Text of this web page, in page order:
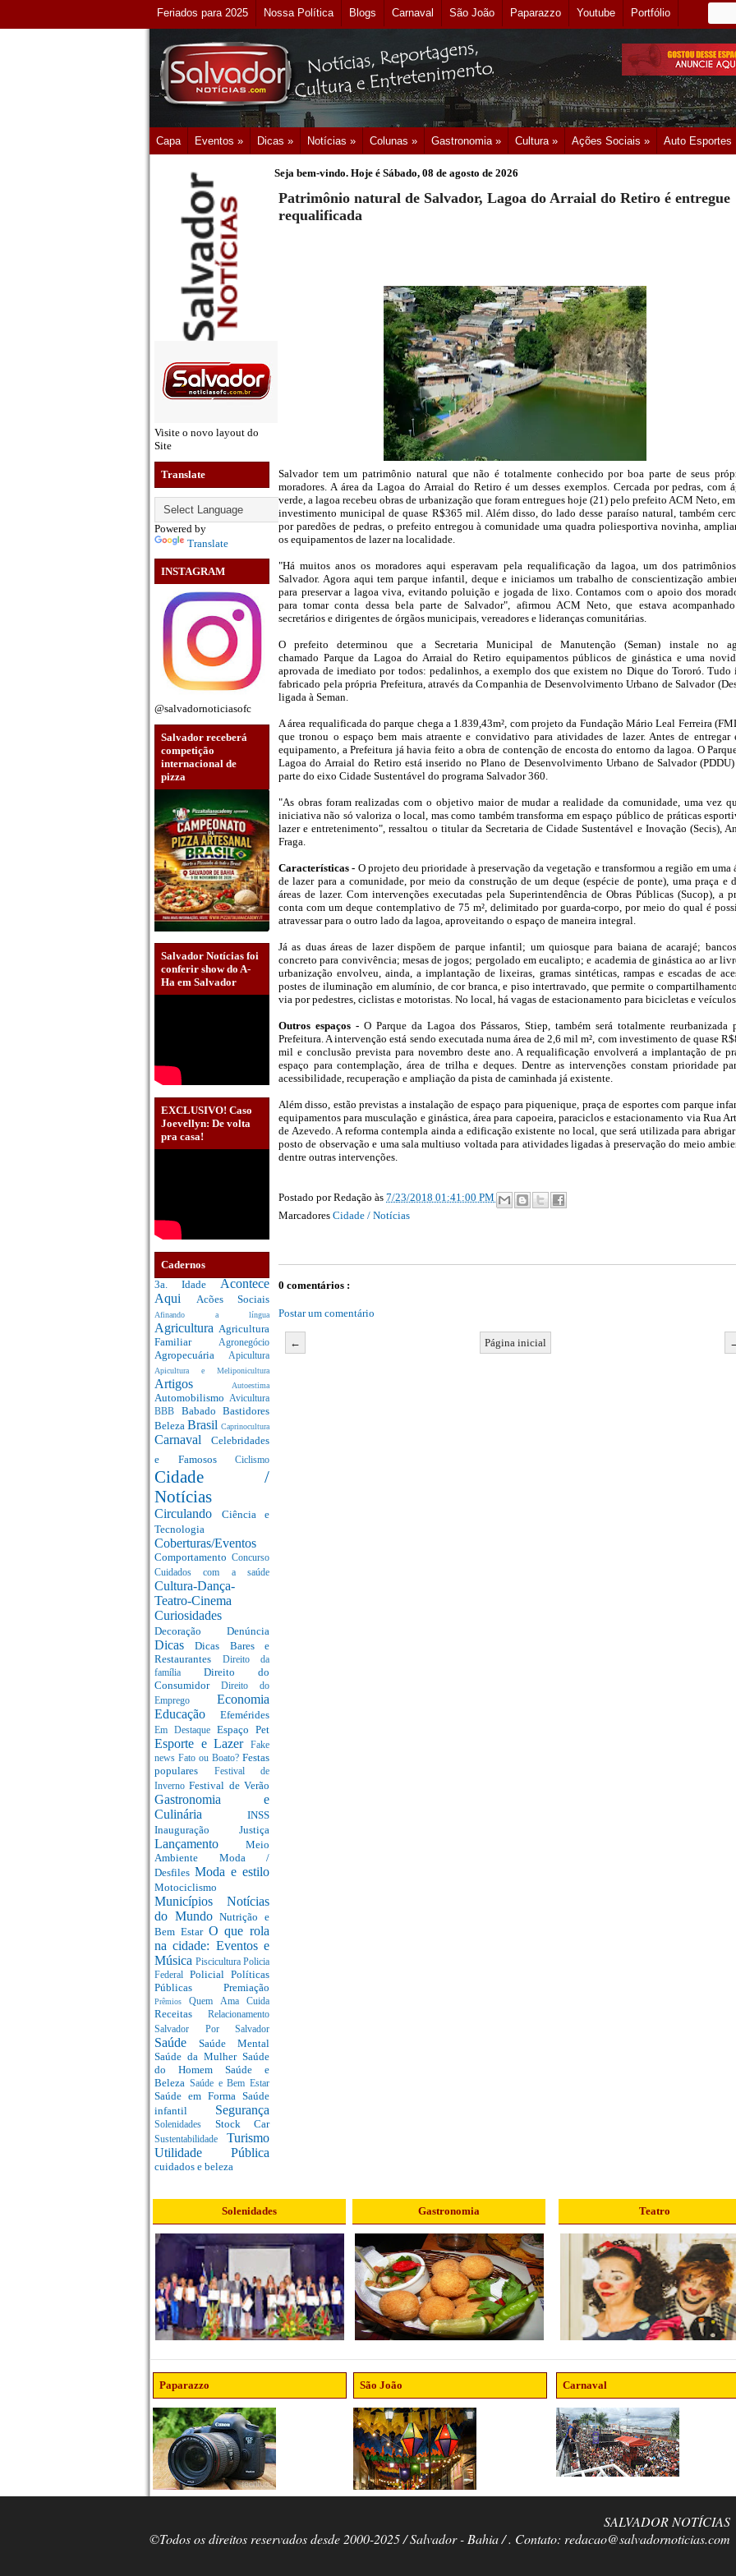
Feriados para 2025 Nossa Política Blogs Carnaval São João Paparazzo Youtube Portfólio
Capa Eventos » Dicas » Notícias » Colunas » Gastronomia » Cultura » Ações Sociais » Auto Esportes
Visite o novo layout do
Site
Translate
Powered by
Translate
INSTAGRAM
@salvadornoticiasofc
Salvador receberá
competição
internacional de
pizza
Salvador Notícias foi
conferir show do A-
Ha em Salvador
EXCLUSIVO! Caso
Joevellyn: De volta
pra casa!
Cadernos
3a. Idade Acontece
Aqui Acões Sociais
Afinando a língua
Agricultura Agricultura
Familiar Agronegócio
Agropecuária Apicultura
Apicultura e Meliponicultura
Artigos Autoestima
Automobilismo Avicultura
BBB Babado Bastidores
Beleza Brasil Caprinocultura
Carnaval Celebridades
e Famosos Ciclismo
Cidade /
Notícias
Circulando Ciência e
Tecnologia
Coberturas/Eventos
Comportamento Concurso
Cuidados com a saúde
Cultura-Dança-
Teatro-Cinema
Curiosidades
Decoração Denúncia
DicasDicas Bares e
Restaurantes
Direito da
família Direito do
Consumidor Direito do
Emprego Economia
Educação Efemérides
Em Destaque Espaço Pet
Esporte e Lazer
Fake
news Fato ou Boato? Festas
populares
Festival de
InvernoFestival de Verão
Gastronomia e
Culinária INSS
Inauguração Justiça
Lançamento Meio
Ambiente Moda /
Desfiles Moda e estilo
Motociclismo
Municípios Notícias
do MundoNutrição e
Bem Estar O que rola
na cidade: Eventos e
Música Piscicultura Policia
Federal Policial Políticas
Públicas Premiação
PrêmiosQuem Ama Cuida
Receitas Relacionamento
Salvador Por Salvador
Saúde Saúde Mental
Saúde da Mulher Saúde
do Homem Saúde e
Beleza Saúde e Bem Estar
Saúde em Forma Saúde
infantil Segurança
Solenidades Stock Car
Sustentabilidade Turismo
Utilidade Pública
cuidados e beleza
Seja bem-vindo. Hoje é Sábado, 08 de agosto de 2026
Patrimônio natural de Salvador, Lagoa do Arraial do Retiro é entregue
requalificada
Salvador tem um patrimônio natural que não é totalmente conhecido por boa parte de seus
moradores. A área da Lagoa do Arraial do Retiro é um desses exemplos. Cercada por pedras, com
verde, a lagoa recebeu obras de urbanização que foram entregues hoje (21) pelo prefeito ACM Neto,
investimento municipal de quase R$365 mil. Além disso, do lado desse paraíso natural, também
por paredões de pedras, o prefeito entregou à comunidade uma quadra poliesportiva novinha,
os equipamentos de lazer na localidade.
"Há muitos anos os moradores aqui esperavam pela requalificação da lagoa, um dos
Salvador. Agora aqui tem parque infantil, deque e iniciamos um trabalho de conscientização
para preservar a lagoa viva, evitando poluição e jogada de lixo. Contamos com o apoio dos
para tomar conta dessa bela parte de Salvador", afirmou ACM Neto, que estava
secretários e dirigentes de órgãos municipais, vereadores e lideranças comunitárias.
O prefeito determinou que a Secretaria Municipal de Manutenção (Seman) instale no
chamado Parque da Lagoa do Arraial do Retiro equipamentos públicos de ginástica e uma
aprovada de imediato por todos: pedalinhos, a exemplo dos que existem no Dique do Tororó. Tudo
fabricado pela própria Prefeitura, através da Companhia de Desenvolvimento Urbano de Salvador
ligada à Seman.
A área requalificada do parque chega a 1.839,43m², com projeto da Fundação Mário Leal Ferreira
que tronou o espaço bem mais atraente e convidativo para atividades de lazer. Antes de entregar
equipamento, a Prefeitura já havia feito a obra de contenção de encosta do entorno da lagoa. O
Lagoa do Arraial do Retiro está inserido no Plano de Desenvolvimento Urbano de Salvador
parte do eixo Cidade Sustentável do programa Salvador 360.
"As obras foram realizadas com o objetivo maior de mudar a realidade da comunidade, uma vez
iniciativa não só valoriza o local, mas como também transforma em espaço público de práticas
lazer e entretenimento", ressaltou o titular da Secretaria de Cidade Sustentável e Inovação (Secis),
Fraga.
Características - O projeto deu prioridade à preservação da vegetação e transformou a região em uma
de lazer para a comunidade, por meio da construção de um deque (espécie de ponte), uma praça e
áreas de lazer. Com intervenções executadas pela Superintendência de Obras Públicas (Sucop), a
conta com um deque contemplativo de 75 m², delimitado por guarda-corpo, por meio do qual é
atravessar para o outro lado da lagoa, aproveitando o espaço de maneira integral.
Já as duas áreas de lazer dispõem de parque infantil; um quiosque para baiana de acarajé;
concreto para convivência; mesas de jogos; pergolado em eucalipto; e academia de ginástica ao ar
urbanização envolveu, ainda, a implantação de lixeiras, gramas sintéticas, rampas e escadas de
postes de iluminação em alumínio, de cor branca, e piso intertravado, que permite o
via por pedestres, ciclistas e motoristas. No local, há vagas de estacionamento para bicicletas e
Outros espaços - O Parque da Lagoa dos Pássaros, Stiep, também será totalmente reurbanizada
Prefeitura. A intervenção está sendo executada numa área de 2,6 mil m², com investimento de quase
mil e conclusão prevista para novembro deste ano. A requalificação envolverá a implantação de
espaço para contemplação, área de trilha e deques. Dentre as intervenções constam prioridade
acessibilidade, recuperação e ampliação da pista de caminhada já existente.
Além disso, estão previstas a instalação de espaço para piquenique, praça de esportes com parque
equipamentos para musculação e ginástica, área para capoeira, paraciclos e estacionamento via Rua
de Azevedo. A reforma contempla ainda a edificação existente no local, que será utilizada para
posto de observação e uma sala multiuso voltada para atividades ligadas à preservação do meio
dentre outras intervenções.
Postado porRedação às 7/23/2018 01:41:00 PM
Marcadores Cidade / Notícias
0 comentários :
Postar um comentário
← Página inicial
Solenidades Gastronomia Teatro
Paparazzo São João Carnaval
SALVADOR NOTÍCIAS
©Todos os direitos reservados desde 2000-2025 / Salvador - Bahia / . Contato: redacao@salvadornoticias.com